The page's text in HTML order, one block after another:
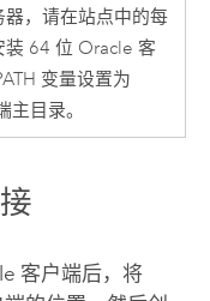
器，请在站点中的每
装 64 位 Oracle 客
变量设置为
主目录。
客户端后，将